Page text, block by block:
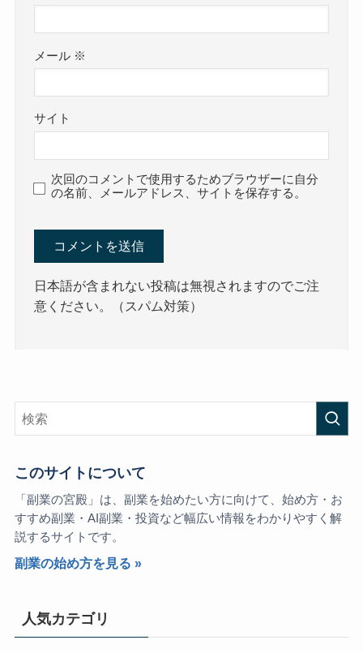
メール ※
サイト
次回のコメントで使用するためブラウザーに自分
の名前、メールアドレス、サイトを保存する。
日本語が含まれない投稿は無視されますのでご注
意ください。（スパム対策）
このサイトについて
「副業の宮殿」は、副業を始めたい方に向けて、始め方・お
すすめ副業・AI副業・投資など幅広い情報をわかりやすく解
説するサイトです。
副業の始め方を見る »
人気カテゴリ